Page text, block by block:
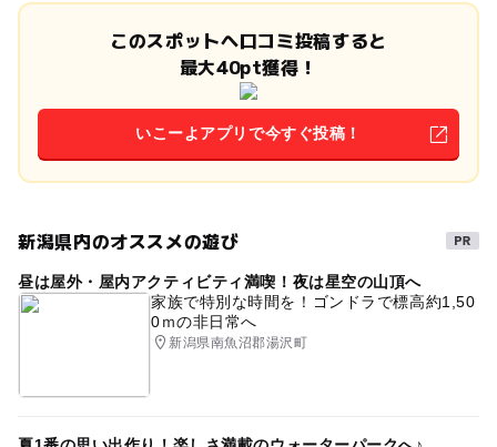
このスポットへ口コミ投稿すると
最大40pt獲得！
いこーよアプリで今すぐ投稿！
新潟県内のオススメの遊び
昼は屋外・屋内アクティビティ満喫！夜は星空の山頂へ
家族で特別な時間を！ゴンドラで標高約1,50
0ｍの非日常へ
新潟県南魚沼郡湯沢町